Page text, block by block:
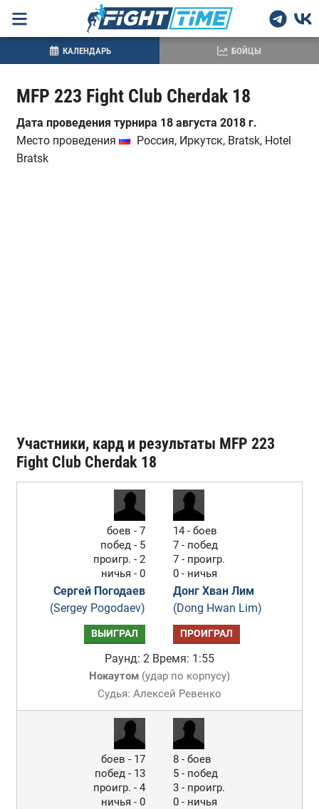
MFP 223 Fight Club Cherdak 18
Дата проведения турнира 18 августа 2018 г.
Место проведения
Россия, Иркутск, Bratsk, Hotel
Bratsk
Участники, кард и результаты MFP 223
Fight Club Cherdak 18
боев - 7
побед - 5
проигр. - 2
ничья - 0
Сергей Погодаев
(Sergey Pogodaev)
14 - боев
7 - побед
7 - проигр.
0 - ничья
Донг Хван Лим
(Dong Hwan Lim)
ВЫИГРАЛ ПРОИГРАЛ
Раунд: 2 Время: 1:55
Нокаутом(удар по корпусу)
Судья: Алексей Ревенко
боев - 17
побед - 13
проигр. - 4
ничья - 0
8 - боев
5 - побед
3 - проигр.
0 - ничья
КАЛЕНДАРЬ БОЙЦЫ